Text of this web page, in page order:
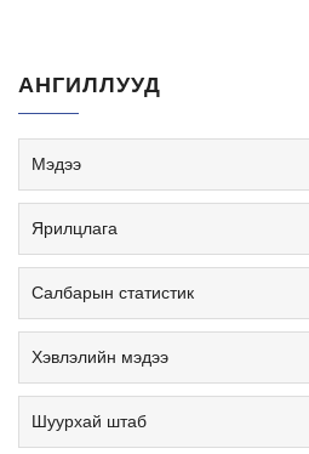
АНГИЛЛУУД
Мэдээ
Ярилцлага
Салбарын статистик
Хэвлэлийн мэдээ
Шуурхай штаб